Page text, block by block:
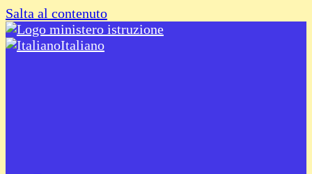
Salta al contenuto
Italiano